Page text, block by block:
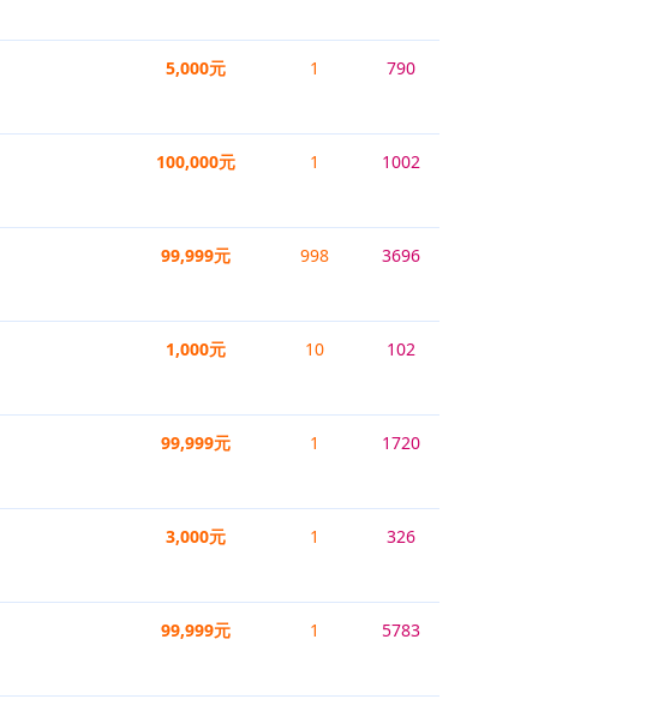
5,000元 1 790
100,000元 1 1002
99,999元 998 3696
1,000元 10 102
99,999元 1 1720
3,000元 1 326
99,999元 1 5783